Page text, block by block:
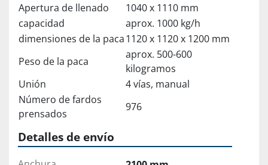
Apertura de llenado
1040 x 1110 mm
capacidad
aprox. 1000 kg/h
dimensiones de la paca1120 x 1120 x 1200 mm
Peso de la paca
aprox. 500-600
kilogramos
Unión
4 vías, manual
Número de fardos
prensados
976
Detalles de envío